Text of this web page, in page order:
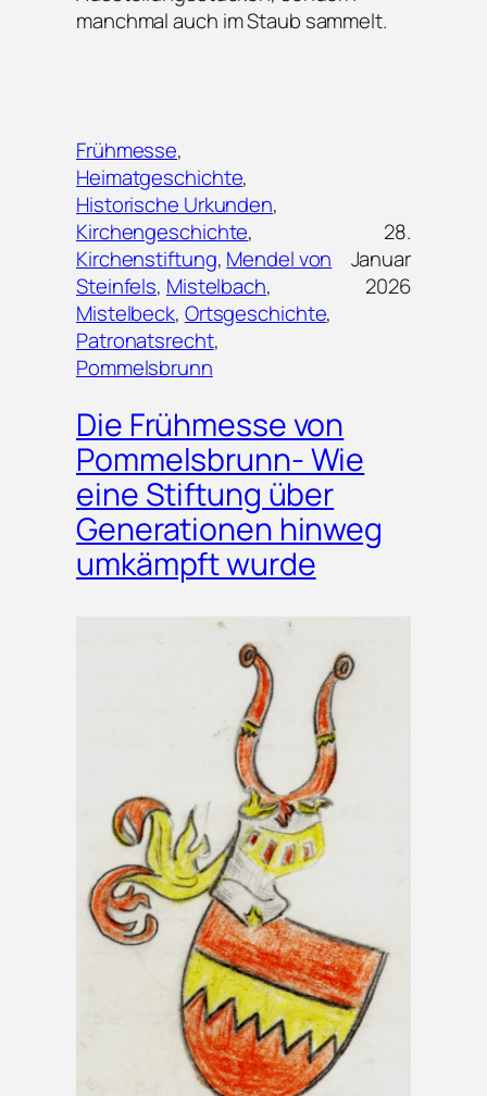
manchmal auch im Staub sammelt.
Frühmesse
Heimatgeschichte
Historische Urkunden
Kirchengeschichte
Kirchenstiftung, Mendel von
Steinfels, Mistelbach
Mistelbeck, Ortsgeschichte
Patronatsrecht
Pommelsbrunn
28.
Januar
2026
Die Frühmesse von
Pommelsbrunn- Wie
eine Stiftung über
Generationen hinweg
umkämpft wurde